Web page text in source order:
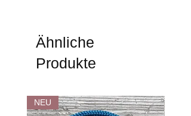
Zum Angebot zählt eine handgefertigte
Handykette, ein Schlüsselring sowie ein
Die Handykette kann mit den angebrachten
Karbinern und den abnehmbaren Patch an
Ähnliche
Produkte
NEU